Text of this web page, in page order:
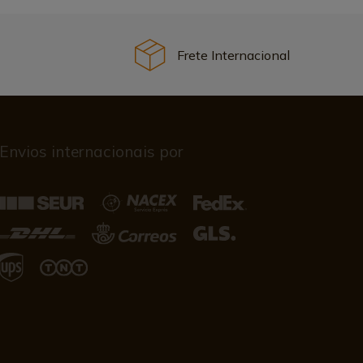
Frete Internacional
Envios internacionais por